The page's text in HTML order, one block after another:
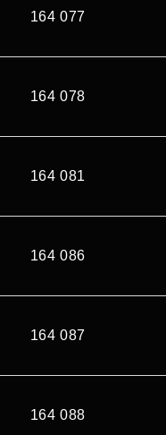
164 077
164 078
164 081
164 086
164 087
164 088